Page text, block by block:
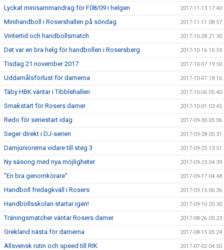
Lyckat minisammandrag för F08/09 i helgen 2017-11-13 17:40
Minihandboll i Rosershallen på söndag 2017-11-11 08:57
Vintertid och handbollsmatch 2017-10-28 21:30
Det var en bra helg för handbollen i Rosersberg 2017-10-16 15:59
Tisdag 21 november 2017 2017-10-07 19:50
Uddamålsförlust för damerna 2017-10-07 18:16
Täby HBK väntar i Tibblehallen 2017-10-06 05:40
Smakstart för Rosers damer 2017-10-01 03:45
Redo för seriestart idag 2017-09-30 05:06
Seger direkt i DJ-serien 2017-09-28 05:31
Damjuniorerna vidare till steg 3 2017-09-25 13:51
Ny säsong med nya möjligheter 2017-09-23 04:39
"En bra genomkörare" 2017-09-17 04:48
Handboll fredagkväll i Rosers 2017-09-15 06:36
Handbollsskolan startar igen! 2017-09-10 20:30
Träningsmatcher väntar Rosers damer 2017-08-26 05:23
Grekland nästa för damerna 2017-08-15 05:24
Allsvensk rutin och speed till RIK 2017-07-02 04:50